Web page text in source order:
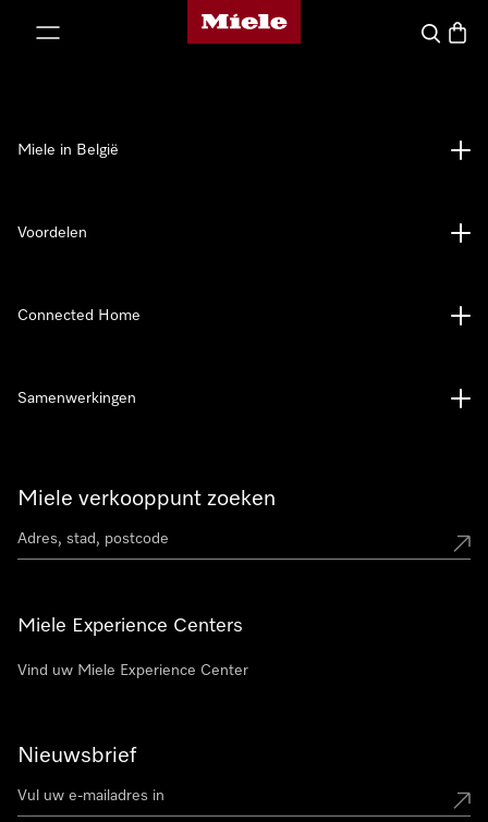
Miele homepage
Wat zoek
Miele verkooppunt zoeken
Miele Experience Centers
Vind uw Miele Experience Center
Nieuwsbrief
Miele in België
Voordelen
Connected Home
Samenwerkingen